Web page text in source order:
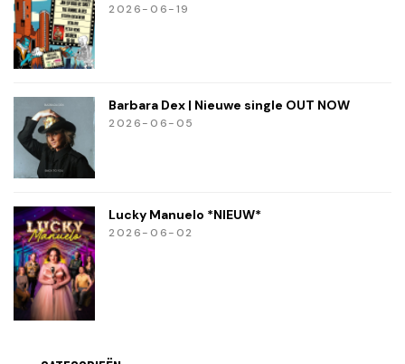
2026-06-19
Barbara Dex | Nieuwe single OUT NOW
2026-06-05
Lucky Manuelo *NIEUW*
2026-06-02